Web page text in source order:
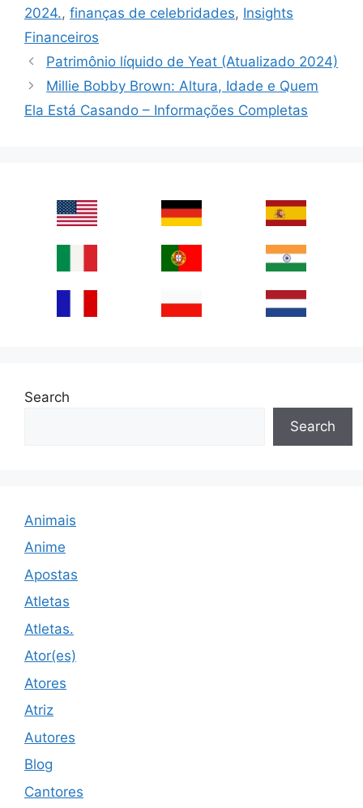
2024., finanças de celebridades, Insights
Financeiros
Patrimônio líquido de Yeat (Atualizado 2024)
Millie Bobby Brown: Altura, Idade e Quem
Ela Está Casando – Informações Completas
Search
Search
Animais
Anime
Apostas
Atletas
Atletas.
Ator(es)
Atores
Atriz
Autores
Blog
Cantores